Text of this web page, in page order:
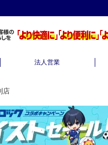
法人営業
店